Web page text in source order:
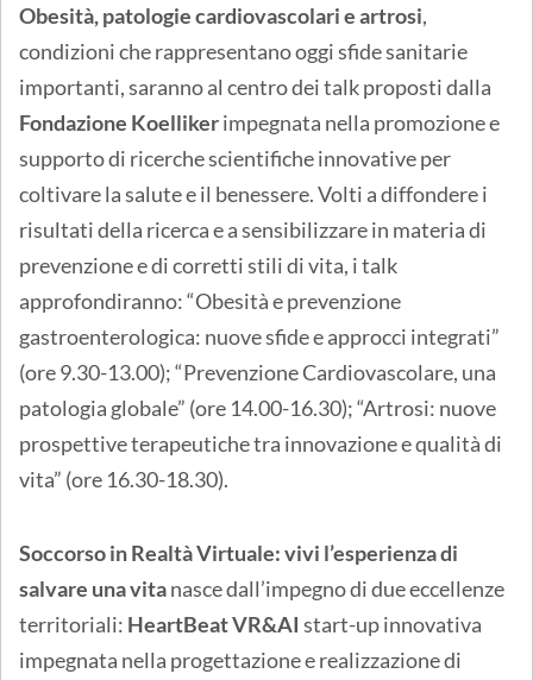
Obesità, patologie cardiovascolari e artrosi,
condizioni che rappresentano oggi sfide sanitarie
importanti, saranno al centro dei talk proposti dalla
Fondazione Koellikerimpegnata nella promozione e
supporto di ricerche scientifiche innovative per
coltivare la salute e il benessere. Volti a diffondere i
risultati della ricerca e a sensibilizzare in materia di
prevenzione e di corretti stili di vita, i talk
approfondiranno: “Obesità e prevenzione
gastroenterologica: nuove sfide e approcci integrati”
(ore 9.30-13.00); “Prevenzione Cardiovascolare, una
patologia globale” (ore 14.00-16.30); “Artrosi: nuove
prospettive terapeutiche tra innovazione e qualità di
vita” (ore 16.30-18.30).
Soccorso in Realtà Virtuale: vivi l’esperienza di
salvare una vitanasce dall’impegno di due eccellenze
territoriali: HeartBeat VR&AI start-up innovativa
impegnata nella progettazione e realizzazione di